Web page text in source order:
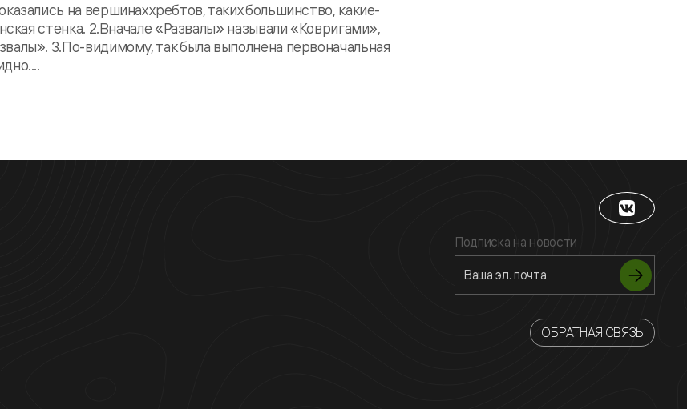
на вершинах хребтов, таких большинство, какие-
стенка. 2.Вначале «Развалы» называли «Ковригами»,
3.По-видимому, так была выполнена первоначальная
Подписка на новости
ОБРАТНАЯ СВЯЗЬ